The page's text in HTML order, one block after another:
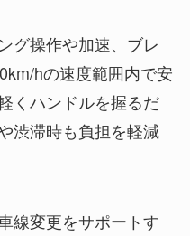
グ操作や加速、ブレ
hの速度範囲内で安
くハンドルを握るだ
渋滞時も負担を軽減
線変更をサポートす